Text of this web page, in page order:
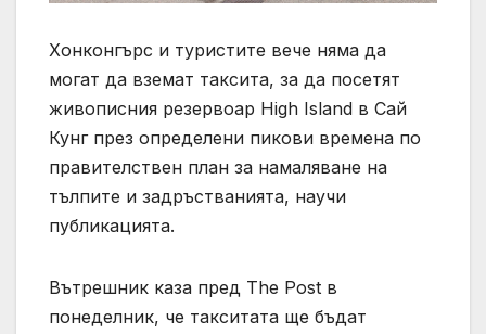
Хонконгърс и туристите вече няма да
могат да вземат таксита, за да посетят
живописния резервоар High Island в Сай
Кунг през определени пикови времена по
правителствен план за намаляване на
тълпите и задръстванията, научи
публикацията.
Вътрешник каза пред The Post в
понеделник, че такситата ще бъдат